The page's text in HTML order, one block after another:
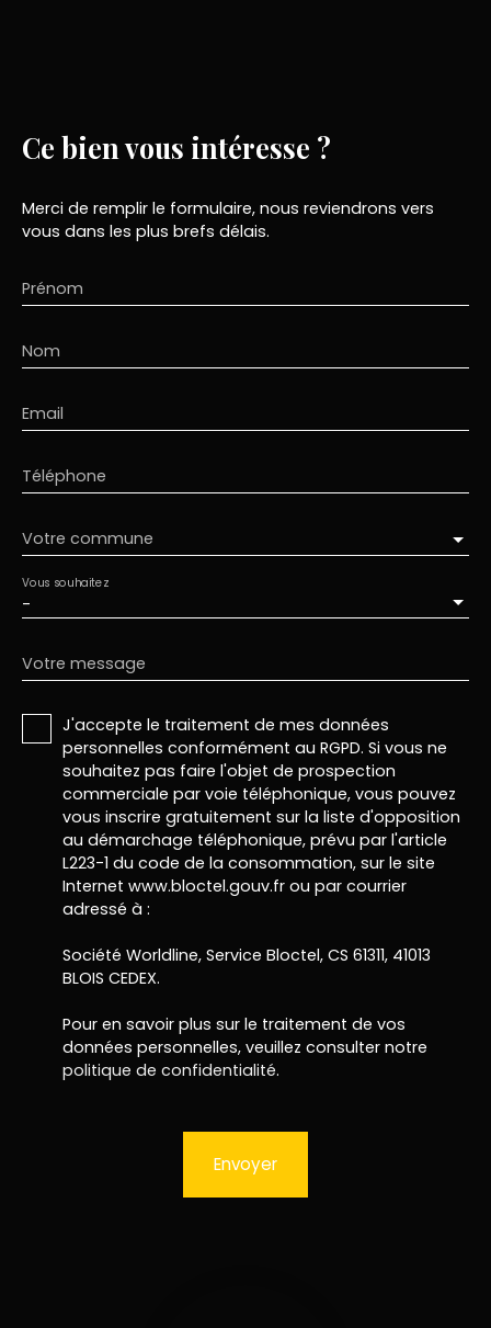
Ce bien vous intéresse ?
Merci de remplir le formulaire, nous reviendrons vers
vous dans les plus brefs délais.
Prénom
Nom
Email
Téléphone
Votre commune
-
Vous souhaitez
Votre message
J'accepte le traitement de mes données
personnelles conformément au RGPD. Si vous ne
souhaitez pas faire l'objet de prospection
commerciale par voie téléphonique, vous pouvez
vous inscrire gratuitement sur la liste d'opposition
au démarchage téléphonique, prévu par l'article
L223-1 du code de la consommation, sur le site
Internet www.bloctel.gouv.fr ou par courrier
adressé à :
Société Worldline, Service Bloctel, CS 61311, 41013
BLOIS CEDEX.
Pour en savoir plus sur le traitement de vos
données personnelles, veuillez consulter notre
politique de confidentialité.
Envoyer